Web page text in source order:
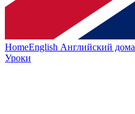
HomeEnglish Английский дома
Уроки